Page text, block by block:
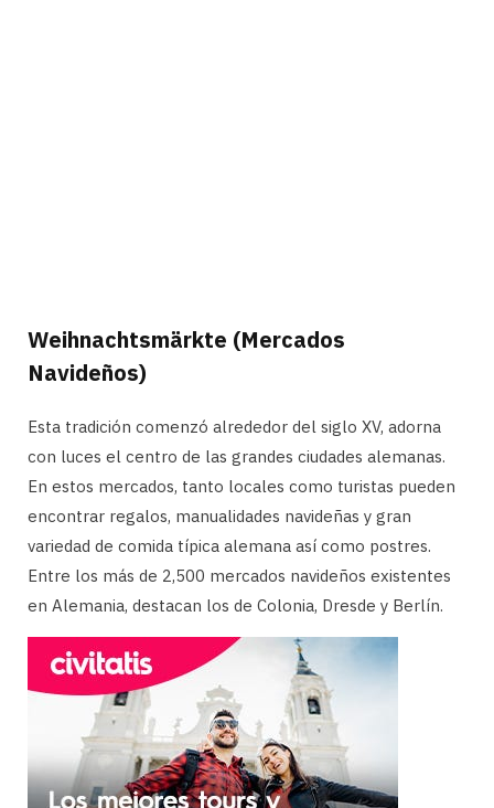
Weihnachtsmärkte (Mercados
Navideños)
Esta tradición comenzó alrededor del siglo XV, adorna
con luces el centro de las grandes ciudades alemanas.
En estos mercados, tanto locales como turistas pueden
encontrar regalos, manualidades navideñas y gran
variedad de comida típica alemana así como postres.
Entre los más de 2,500 mercados navideños existentes
en Alemania, destacan los de Colonia, Dresde y Berlín.